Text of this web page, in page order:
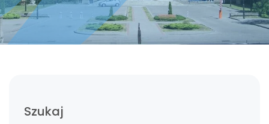
Szukaj